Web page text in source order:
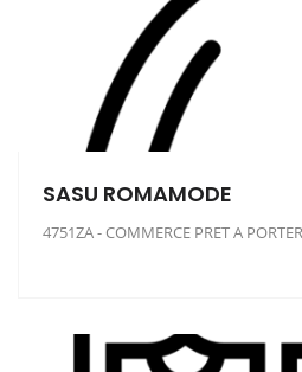
SASU ROMAMODE
4751ZA - COMMERCE PRET A PORTER